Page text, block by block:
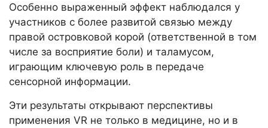
Особенно выраженный эффект наблюдался у
участников с более развитой связью между
правой островковой корой (ответственной в том
числе за восприятие боли) и таламусом,
играющим ключевую роль в передаче
сенсорной информации.
Эти результаты открывают перспективы
применения VR не только в медицине, но и в